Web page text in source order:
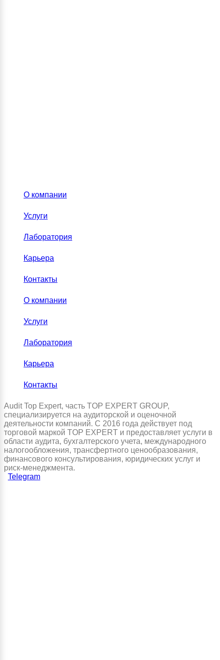
О компании
Услуги
Лаборатория
Карьера
Контакты
О компании
Услуги
Лаборатория
Карьера
Контакты
Audit Top Expert, часть TOP EXPERT GROUP,
специализируется на аудиторской и оценочной
деятельности компаний. С 2016 года действует под
торговой маркой TOP EXPERT и предоставляет услуги в
области аудита, бухгалтерского учета, международного
налогообложения, трансфертного ценообразования,
финансового консультирования, юридических услуг и
риск-менеджмента.
Telegram